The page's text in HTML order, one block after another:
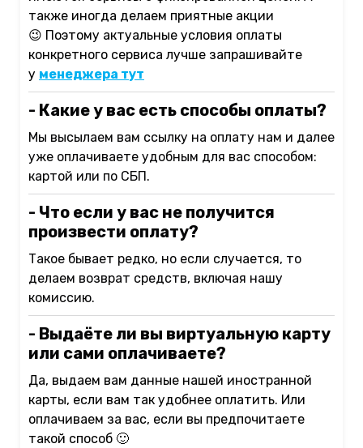
также иногда делаем приятные акции
😉 Поэтому актуальные условия оплаты
конкретного сервиса лучше запрашивайте
у менеджера тут
- Какие у вас есть способы оплаты?
Мы высылаем вам ссылку на оплату нам и далее
уже оплачиваете удобным для вас способом:
картой или по СБП.
- Что если у вас не получится
произвести оплату?
Такое бывает редко, но если случается, то
делаем возврат средств, включая нашу
комиссию.
- Выдаёте ли вы виртуальную карту
или сами оплачиваете?
Да, выдаем вам данные нашей иностранной
карты, если вам так удобнее оплатить. Или
оплачиваем за вас, если вы предпочитаете
такой способ 🙂